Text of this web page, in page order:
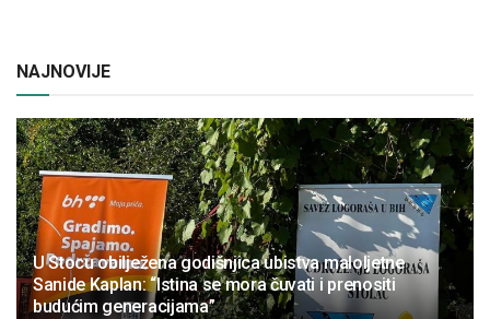
NAJNOVIJE
U Stocu obilježena godišnjica ubistva maloljetne
Sanide Kaplan: “Istina se mora čuvati i prenositi
budućim generacijama”